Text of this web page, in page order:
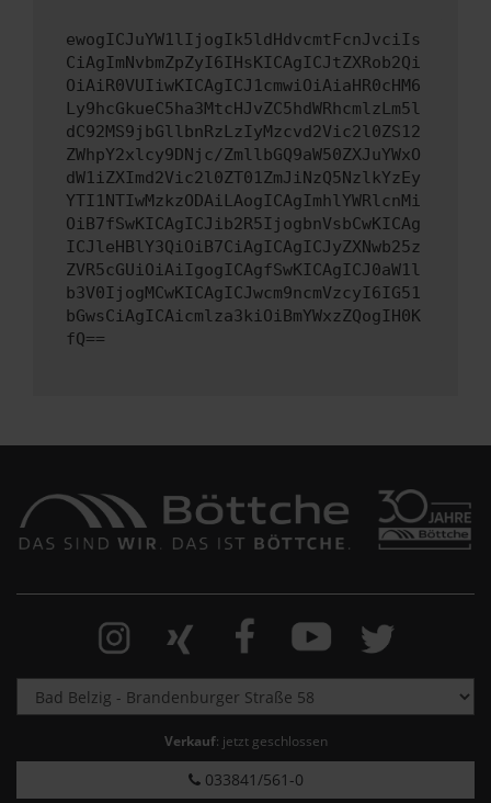
ewogICJuYW1lIjogIk5ldHdvcmtFcnJvciIs
CiAgImNvbmZpZyI6IHsKICAgICJtZXRob2Qi
OiAiR0VUIiwKICAgICJ1cmwiOiAiaHR0cHM6
Ly9hcGkueC5ha3MtcHJvZC5hdWRhcmlzLm5l
dC92MS9jbGllbnRzLzIyMzcvd2Vic2l0ZS12
ZWhpY2xlcy9DNjc/ZmllbGQ9aW50ZXJuYWxO
dW1iZXImd2Vic2l0ZT01ZmJiNzQ5NzlkYzEy
YTI1NTIwMzkzODAiLAogICAgImhlYWRlcnMi
OiB7fSwKICAgICJib2R5IjogbnVsbCwKICAg
ICJleHBlY3QiOiB7CiAgICAgICJyZXNwb25z
ZVR5cGUiOiAiIgogICAgfSwKICAgICJ0aW1l
b3V0IjogMCwKICAgICJwcm9ncmVzcyI6IG51
bGwsCiAgICAicmlza3kiOiBmYWxzZQogIH0K
fQ==
Verkauf: jetzt geschlossen
033841/561-0